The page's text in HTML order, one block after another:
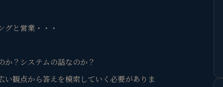
グと営業・・・
か？システムの話なのか？
観点から答えを模索していく必要がありま